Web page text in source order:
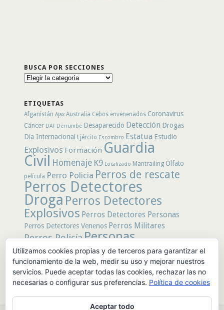
BUSCA POR SECCIONES
Busca
ETIQUETAS
Afganistán Ajax Australia Cebos envenenados Coronavirus
Cáncer DAF Derrumbe Desaparecido Detección Drogas
Día Internacional
Ejército Escombro Estatua Estudio
Explosivos Formación Guardia
Civil Homenaje K9 Localizado Mantrailing Olfato
película Perro Policia Perros de rescate
Perros Detectores
Droga Perros Detectores
Explosivos Perros Detectores Personas
Perros Detectores Venenos Perros Militares
Perros PolicíaPersonas
Desaparecidas Policía Policía Local
Policía Nacionalrastro rescate Restos
humanosTerremoto Tertulias Caninas Unidad
canina Veneno Video
Utilizamos cookies propias y de terceros para garantizar el
funcionamiento de la web, medir su uso y mejorar nuestros
servicios. Puede aceptar todas las cookies, rechazar las no
necesarias o configurar sus preferencias. Política de cookies
Aceptar todo